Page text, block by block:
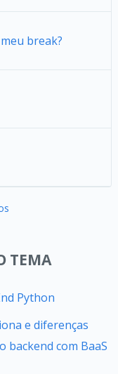
break?
TEMA
Python
e diferenças
backend com BaaS